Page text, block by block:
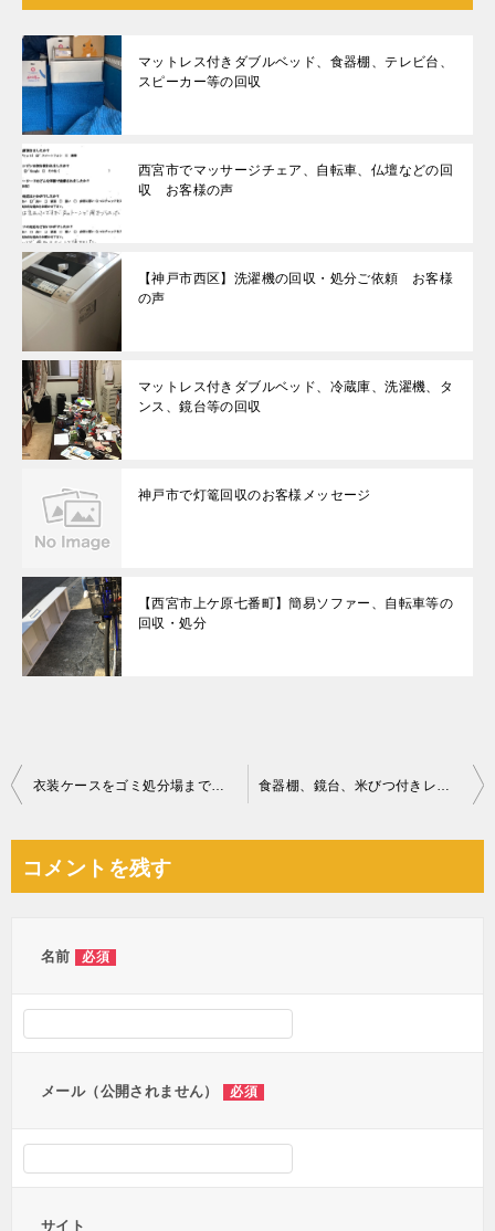
マットレス付きダブルベッド、食器棚、テレビ台、
スピーカー等の回収
西宮市でマッサージチェア、自転車、仏壇などの回
収 お客様の声
【神戸市西区】洗濯機の回収・処分ご依頼 お客様
の声
マットレス付きダブルベッド、冷蔵庫、洗濯機、タ
ンス、鏡台等の回収
神戸市で灯篭回収のお客様メッセージ
【西宮市上ケ原七番町】簡易ソファー、自転車等の
回収・処分
投
ビ
衣装ケースをゴミ処分場まで運ぶ作業ご依頼 お客様の声 食器棚、鏡台、米びつ付きレンジ台、婚礼タンス、ヒーターの回収
コメントを残す
名前 必須
メール（公開されません） 必須
サイト